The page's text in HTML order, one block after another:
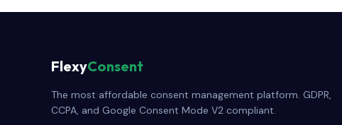
FlexyConsent
The most affordable consent management platform. GDPR,
CCPA, and Google Consent Mode V2 compliant.